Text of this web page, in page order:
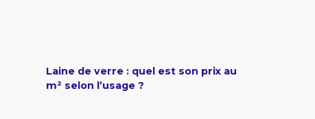
Laine de verre : quel est son prix au
m² selon l’usage ?